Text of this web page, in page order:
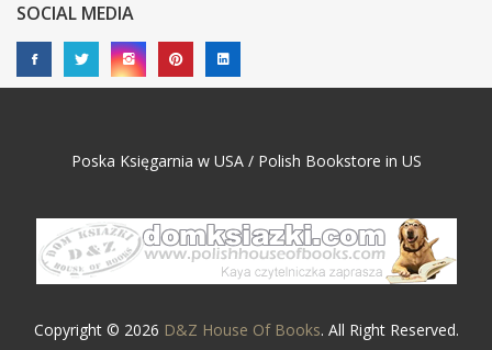
SOCIAL MEDIA
Poska Księgarnia w USA / Polish Bookstore in US
Copyright © 2026 D&Z House Of Books. All Right Reserved.